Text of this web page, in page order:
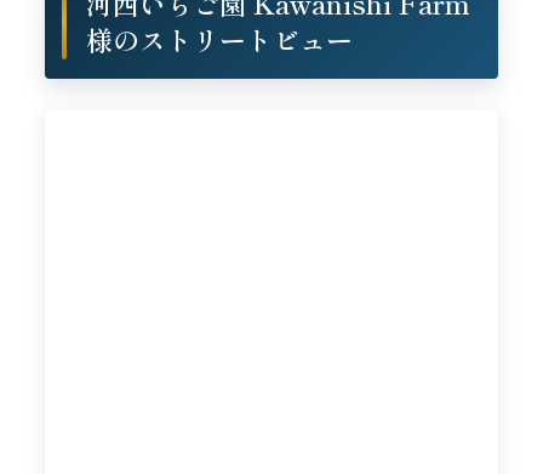
様のストリートビュー